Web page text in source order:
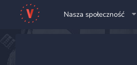
Nasza społeczność